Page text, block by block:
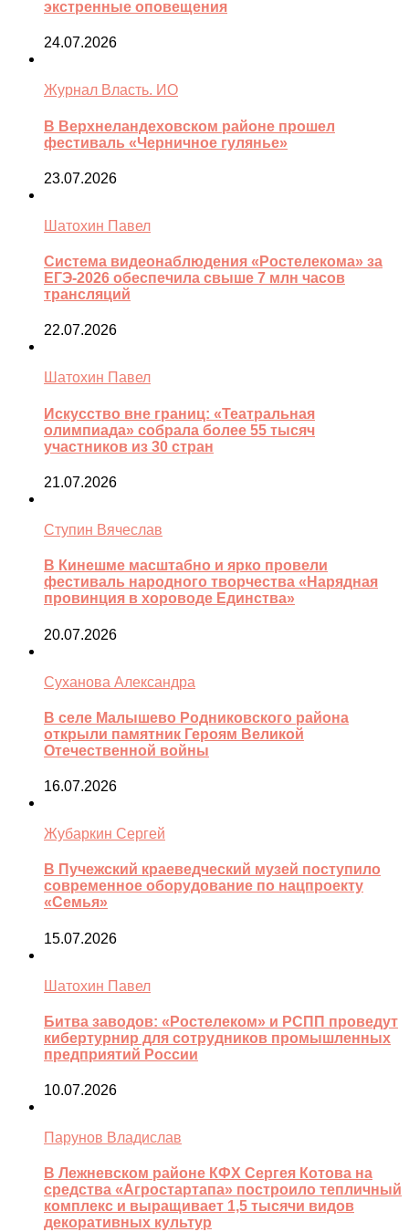
экстренные оповещения
24.07.2026
Журнал Власть. ИО
В Верхнеландеховском районе прошел
фестиваль «Черничное гулянье»
23.07.2026
Шатохин Павел
Система видеонаблюдения «Ростелекома» за
ЕГЭ-2026 обеспечила свыше 7 млн часов
трансляций
22.07.2026
Шатохин Павел
Искусство вне границ: «Театральная
олимпиада» собрала более 55 тысяч
участников из 30 стран
21.07.2026
Ступин Вячеслав
В Кинешме масштабно и ярко провели
фестиваль народного творчества «Нарядная
провинция в хороводе Единства»
20.07.2026
Суханова Александра
В селе Малышево Родниковского района
открыли памятник Героям Великой
Отечественной войны
16.07.2026
Жубаркин Сергей
В Пучежский краеведческий музей поступило
современное оборудование по нацпроекту
«Семья»
15.07.2026
Шатохин Павел
Битва заводов: «Ростелеком» и РСПП проведут
кибертурнир для сотрудников промышленных
предприятий России
10.07.2026
Парунов Владислав
В Лежневском районе КФХ Сергея Котова на
средства «Агростартапа» построило тепличный
комплекс и выращивает 1,5 тысячи видов
декоративных культур